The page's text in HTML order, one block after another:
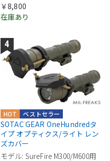
￥8,800
在庫あり
ベストセラー
HOT
SOTAC GEAR OneHundredタ
イプ オプティクス/ライト レン
ズカバー
モデル: SureFire M300/M600用